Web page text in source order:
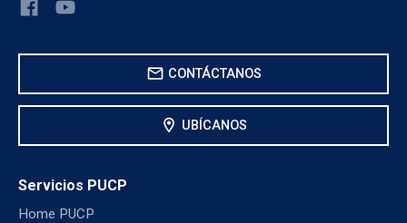
mail CONTÁCTANOS
location_on UBÍCANOS
Servicios PUCP
Home PUCP